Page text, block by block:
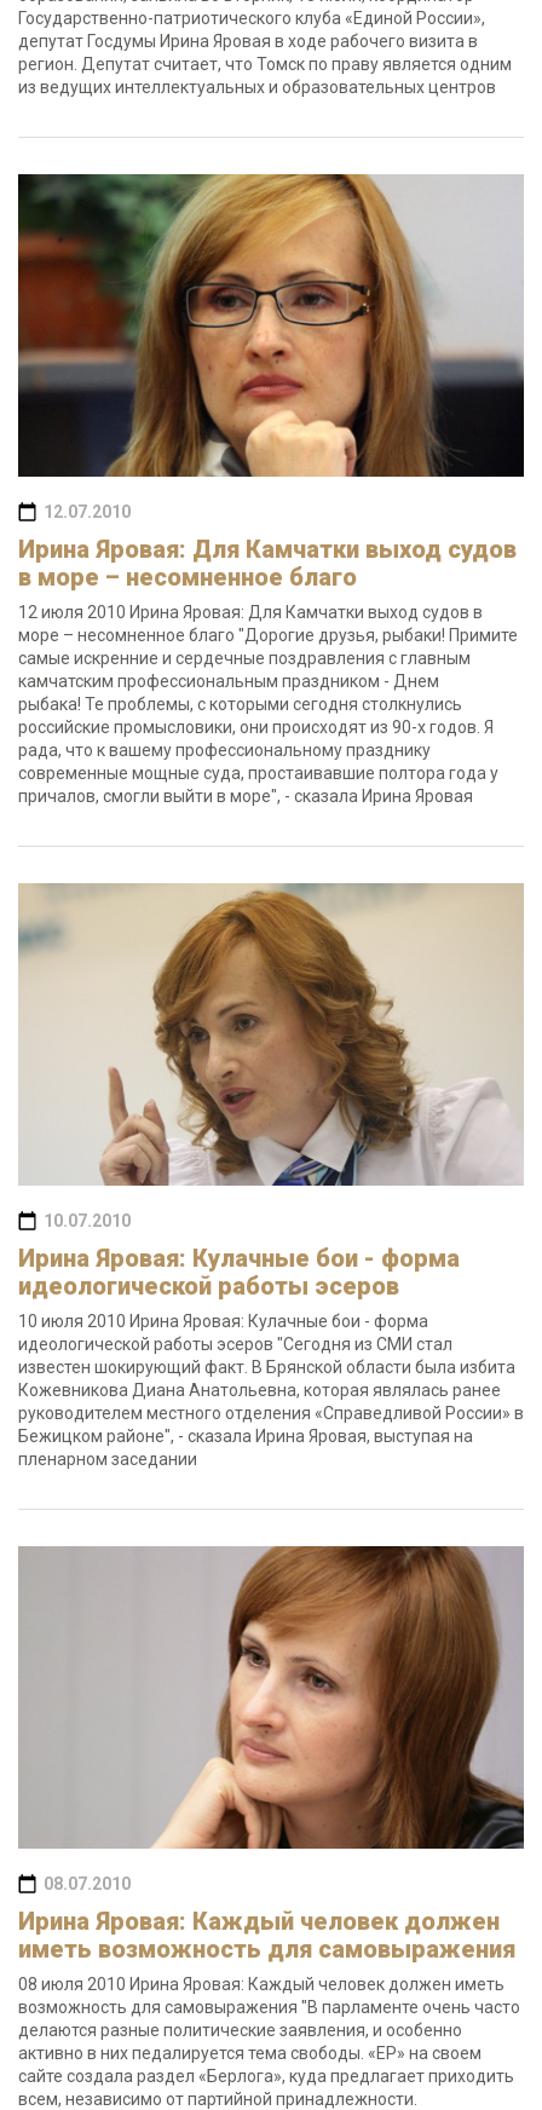
Государственно-патриотического клуба «Единой России»,
депутат Госдумы Ирина Яровая в ходе рабочего визита в
регион. Депутат считает, что Томск по праву является одним
из ведущих интеллектуальных и образовательных центров
12.07.2010
Ирина Яровая: Для Камчатки выход судов
в море – несомненное благо
12 июля 2010 Ирина Яровая: Для Камчатки выход судов в
море – несомненное благо "Дорогие друзья, рыбаки! Примите
самые искренние и сердечные поздравления с главным
камчатским профессиональным праздником - Днем
рыбака! Те проблемы, с которыми сегодня столкнулись
российские промысловики, они происходят из 90-х годов. Я
рада, что к вашему профессиональному празднику
современные мощные суда, простаивавшие полтора года у
причалов, смогли выйти в море", - сказала Ирина Яровая
10.07.2010
Ирина Яровая: Кулачные бои - форма
идеологической работы эсеров
10 июля 2010 Ирина Яровая: Кулачные бои - форма
идеологической работы эсеров "Сегодня из СМИ стал
известен шокирующий факт. В Брянской области была избита
Кожевникова Диана Анатольевна, которая являлась ранее
руководителем местного отделения «Справедливой России» в
Бежицком районе", - сказала Ирина Яровая, выступая на
пленарном заседании
08.07.2010
Ирина Яровая: Каждый человек должен
иметь возможность для самовыражения
08 июля 2010 Ирина Яровая: Каждый человек должен иметь
возможность для самовыражения "В парламенте очень часто
делаются разные политические заявления, и особенно
активно в них педалируется тема свободы. «ЕР» на своем
сайте создала раздел «Берлога», куда предлагает приходить
всем, независимо от партийной принадлежности.